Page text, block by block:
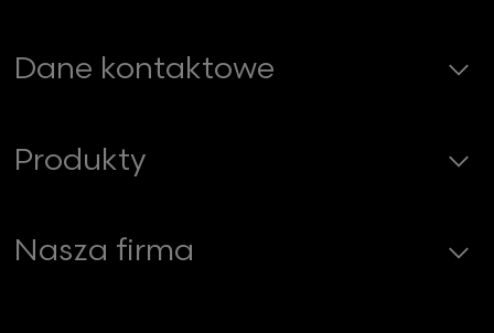
Dane kontaktowe
Produkty
Nasza firma